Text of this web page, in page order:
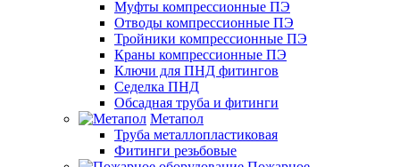
Муфты компрессионные ПЭ
Отводы компрессионные ПЭ
Тройники компрессионные ПЭ
Краны компрессионные ПЭ
Ключи для ПНД фитингов
Седелка ПНД
Обсадная труба и фитинги
Метапол
Труба металлопластиковая
Фитинги резьбовые